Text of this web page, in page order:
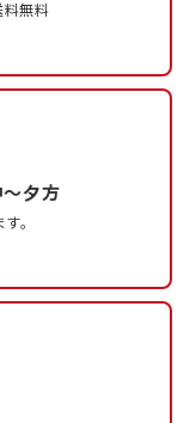
無料
夕方
。